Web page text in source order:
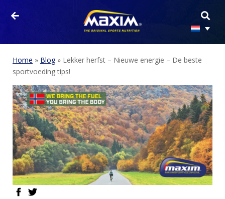
Home » Blog» Lekker herfst – Nieuwe energie – De beste
sportvoeding tips!
facebook